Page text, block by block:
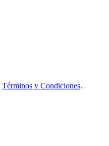
Términos y Condiciones.